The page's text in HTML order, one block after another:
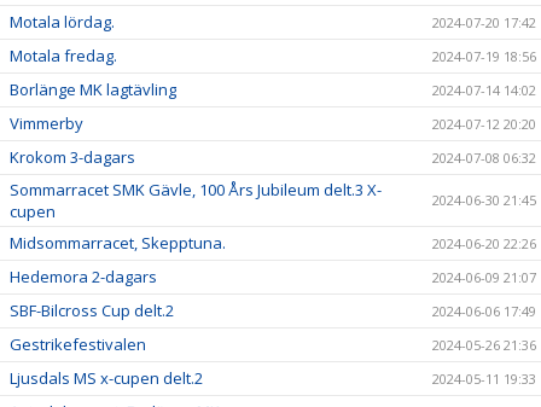
Motala lördag. 2024-07-20 17:42
Motala fredag. 2024-07-19 18:56
Borlänge MK lagtävling 2024-07-14 14:02
Vimmerby 2024-07-12 20:20
Krokom 3-dagars 2024-07-08 06:32
Sommarracet SMK Gävle, 100 Års Jubileum delt.3 X-
cupen
2024-06-30 21:45
Midsommarracet, Skepptuna. 2024-06-20 22:26
Hedemora 2-dagars 2024-06-09 21:07
SBF-Bilcross Cup delt.2 2024-06-06 17:49
Gestrikefestivalen 2024-05-26 21:36
Ljusdals MS x-cupen delt.2 2024-05-11 19:33